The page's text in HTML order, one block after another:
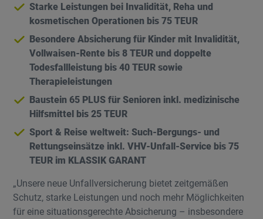
Starke Leistungen bei Invalidität, Reha und
kosmetischen Operationen bis 75 TEUR
Besondere Absicherung für Kinder mit Invalidität,
Vollwaisen-Rente bis 8 TEUR und doppelte
Todesfallleistung bis 40 TEUR sowie
Therapieleistungen
Baustein 65 PLUS für Senioren inkl. medizinische
Hilfsmittel bis 25 TEUR
Sport & Reise weltweit: Such-Bergungs- und
Rettungseinsätze inkl. VHV-Unfall-Service bis 75
TEUR im KLASSIK GARANT
„Unsere neue Unfallversicherung bietet zeitgemäßen
Schutz, starke Leistungen und noch mehr Möglichkeiten
für eine situationsgerechte Absicherung – insbesondere